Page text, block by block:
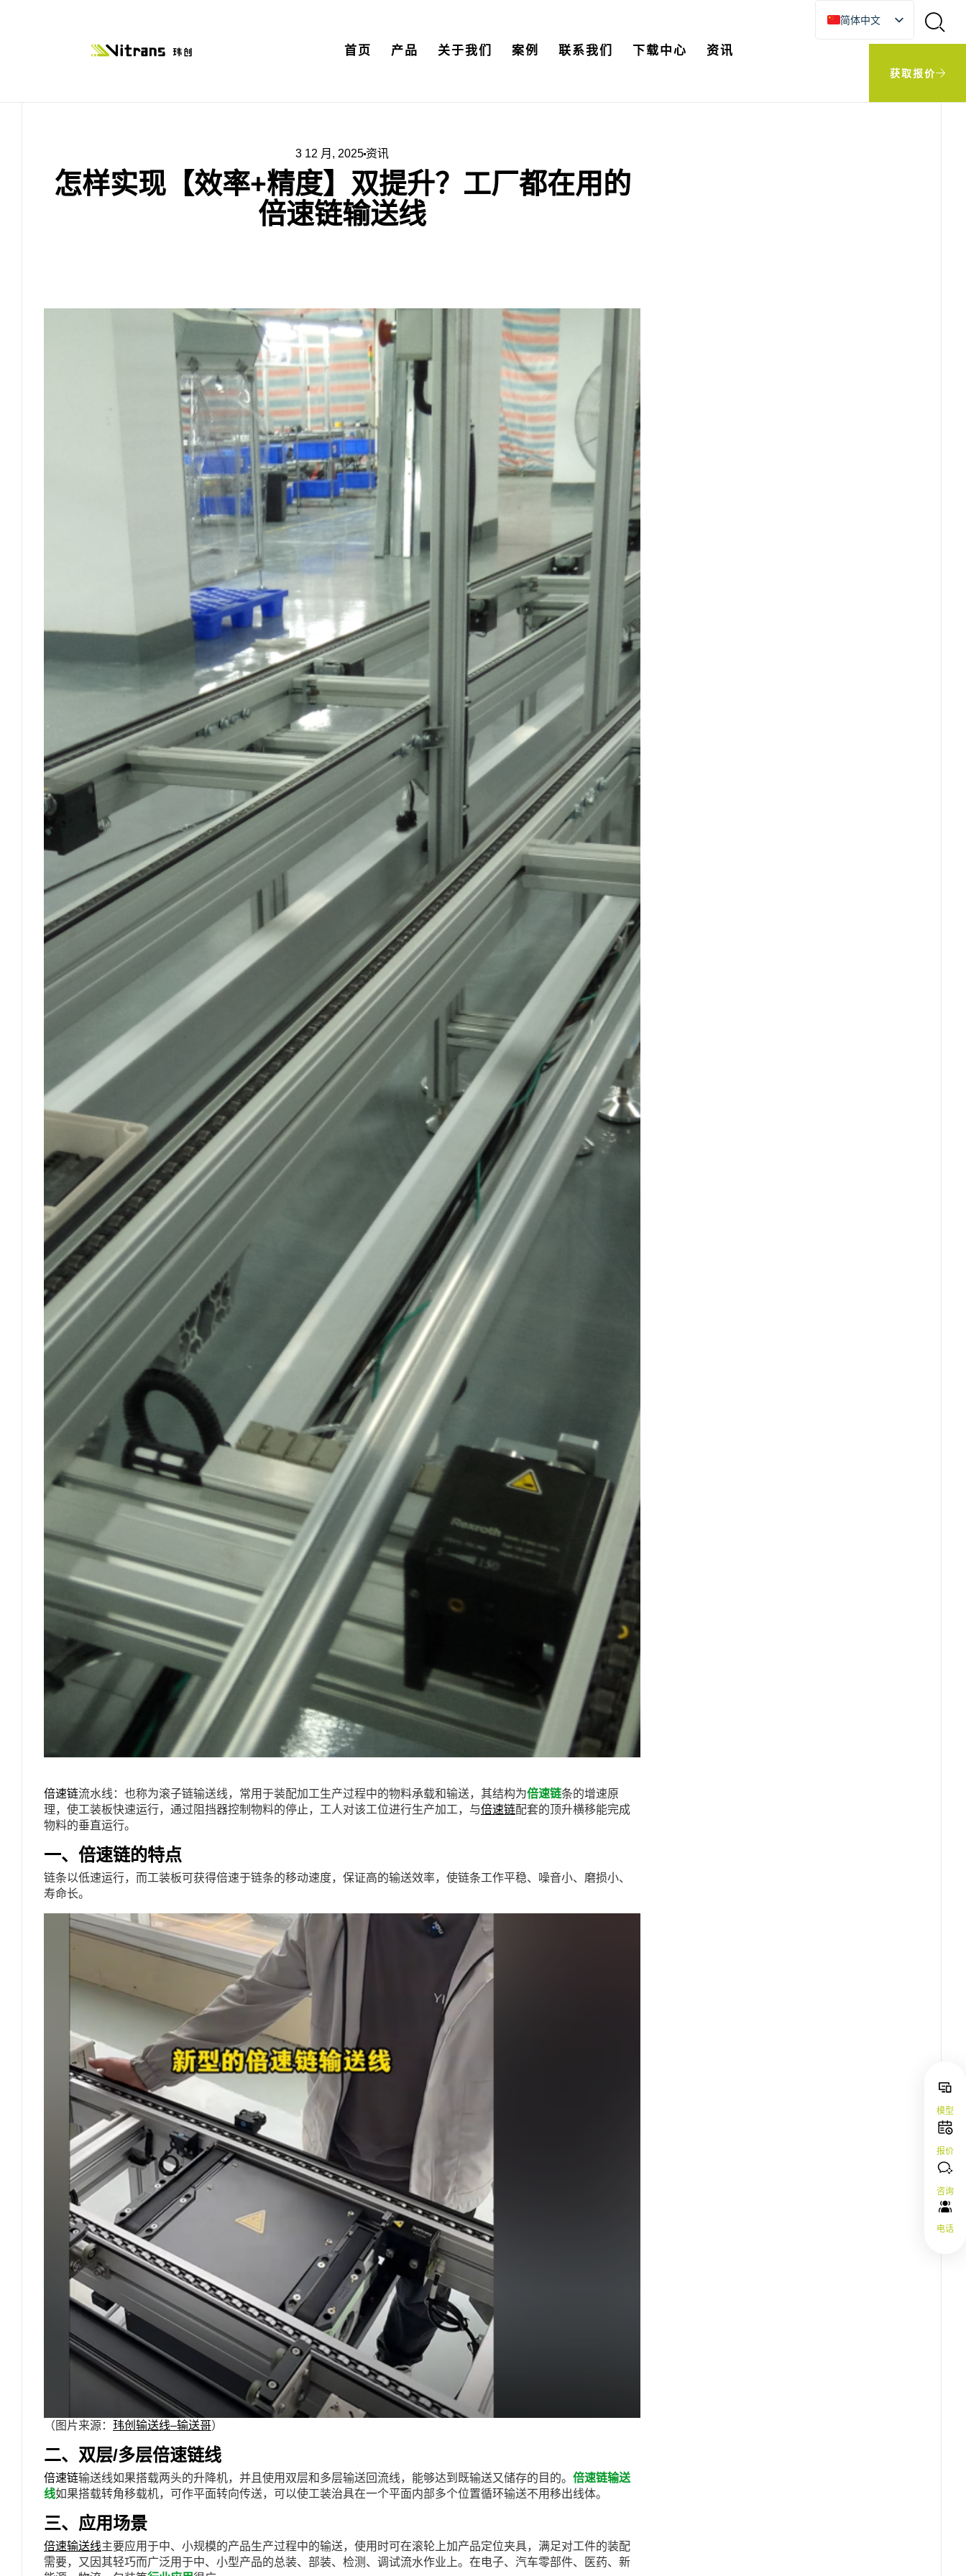
首页 产品 关于我们 案例 联系我们 下载中心 资讯
简体中文
English
获取报价
3 12 月, 2025 资讯
怎样实现【效率+精度】双提升？工厂都在用的
倍速链输送线
倍速链流水线：也称为滚子链输送线，常用于装配加工生产过程中的物料承载和输送，其结构为倍速链条的增速原
理，使工装板快速运行，通过阻挡器控制物料的停止，工人对该工位进行生产加工，与倍速链配套的顶升横移能完成
物料的垂直运行。
一、倍速链的特点
链条以低速运行，而工装板可获得倍速于链条的移动速度，保证高的输送效率，使链条工作平稳、噪音小、磨损小、
寿命长。
（图片来源： 玮创输送线–输送哥）
二、双层/多层倍速链线
倍速链输送线如果搭载两头的升降机，并且使用双层和多层输送回流线，能够达到既输送又储存的目的。 倍速链输送
线如果搭载转角移载机，可作平面转向传送，可以使工装治具在一个平面内部多个位置循环输送不用移出线体。
三、应用场景
倍速输送线主要应用于中、小规模的产品生产过程中的输送，使用时可在滚轮上加产品定位夹具，满足对工件的装配
需要，又因其轻巧而广泛用于中、小型产品的总装、部装、检测、调试流水作业上。在电子、汽车零部件、医药、新
模型
报价
咨询
电话